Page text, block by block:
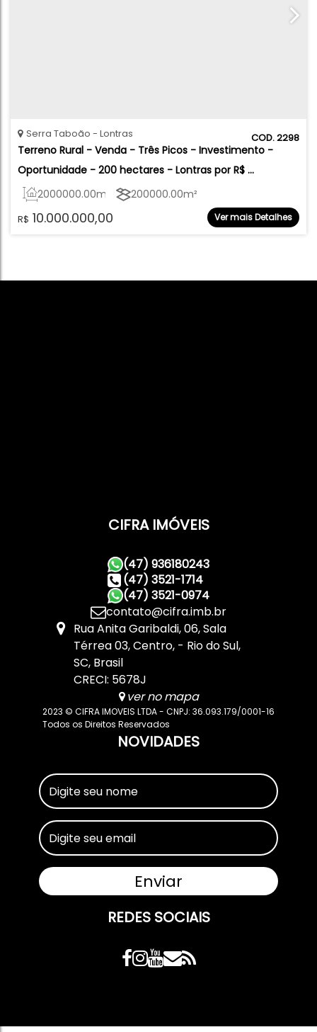
2298
Terreno Rural - Venda - Três Picos - Investimento -
Oportunidade - 200 hectares - Lontras por R$
10.000.000,00
R$ 10.000.000,00
Serra Taboão Lontras
2000000.00m² 200000.00m²
Ver mais Detalhes
CIFRA IMÓVEIS
(47) 936180243
(47) 3521-1714
(47) 3521-0974
contato@cifra.imb.br
Rua Anita Garibaldi,06,Sala
Térrea 03,Centro, Rio do Sul,
SC, Brasil
CRECI: 5678J
ver no mapa
2023 © CIFRA IMOVEIS LTDA - CNPJ: 36.093.179/0001-16
Todos os Direitos Reservados
NOVIDADES
REDES SOCIAIS